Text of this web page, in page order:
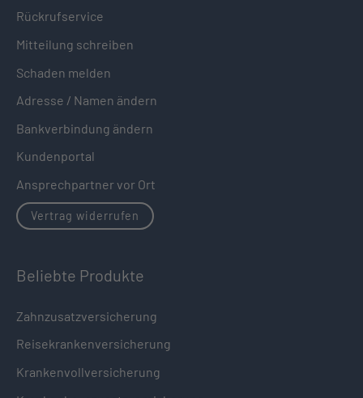
Rückrufservice
Mitteilung schreiben
Schaden melden
Adresse / Namen ändern
Bankverbindung ändern
Kundenportal
Ansprechpartner vor Ort
Vertrag widerrufen
Beliebte Produkte
Zahnzusatzversicherung
Reisekrankenversicherung
Krankenvollversicherung